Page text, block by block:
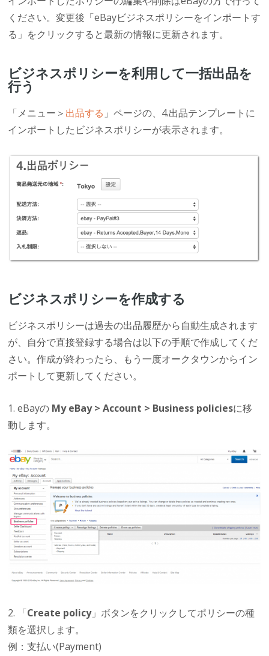
ください。変更後「eBayビジネスポリシーをインポートす
る」をクリックすると最新の情報に更新されます。
ビジネスポリシーを利用して一括出品を
行う
「メニュー＞ 出品する 」ページの、4.出品テンプレートに
インポートしたビジネスポリシーが表示されます。
ビジネスポリシーを作成する
ビジネスポリシーは過去の出品履歴から自動生成されます
が、自分で直接登録する場合は以下の手順で作成してくだ
さい。作成が終わったら、もう一度オークタウンからイン
ポートして更新してください。
1. eBayの My eBay > Account > Business policiesに移
動します。
2. 「Create policy」ボタンをクリックしてポリシーの種
類を選択します。
例：支払い(Payment)